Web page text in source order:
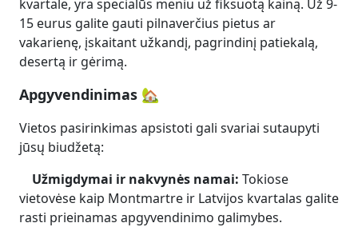
kvartale, yra specialūs meniu už fiksuotą kainą. Už 9-
15 eurus galite gauti pilnaverčius pietus ar
vakarienę, įskaitant užkandį, pagrindinį patiekalą,
desertą ir gėrimą.
Apgyvendinimas 🏡
Vietos pasirinkimas apsistoti gali svariai sutaupyti
jūsų biudžetą:
Užmigdymai ir nakvynės namai: Tokiose
vietovėse kaip Montmartre ir Latvijos kvartalas galite
rasti prieinamas apgyvendinimo galimybes.